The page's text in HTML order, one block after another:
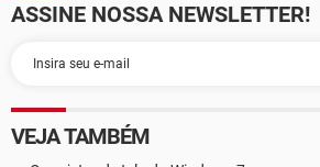
ASSINE NOSSA NEWSLETTER!
VEJA TAMBÉM